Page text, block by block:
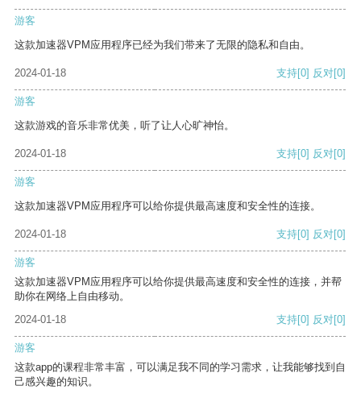
游客
这款加速器VPM应用程序已经为我们带来了无限的隐私和自由。
2024-01-18 支持[0] 反对[0]
游客
这款游戏的音乐非常优美，听了让人心旷神怡。
2024-01-18 支持[0] 反对[0]
游客
这款加速器VPM应用程序可以给你提供最高速度和安全性的连接。
2024-01-18 支持[0] 反对[0]
游客
这款加速器VPM应用程序可以给你提供最高速度和安全性的连接，并帮
助你在网络上自由移动。
2024-01-18
支持[0] 反对[0]
游客
这款app的课程非常丰富，可以满足我不同的学习需求，让我能够找到自
己感兴趣的知识。